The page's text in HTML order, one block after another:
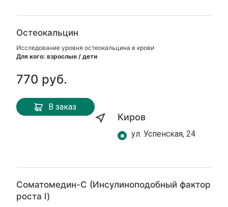
Остеокальцин
Исследование уровня остеокальцина в крови
Для кого: взрослые / дети
770 руб.
В заказ
Киров
ул. Успенская, 24
Соматомедин-С (Инсулиноподобный фактор
роста I)